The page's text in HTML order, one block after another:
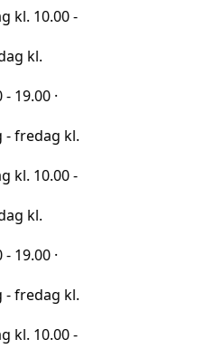
-
kl.
-
kl.
-